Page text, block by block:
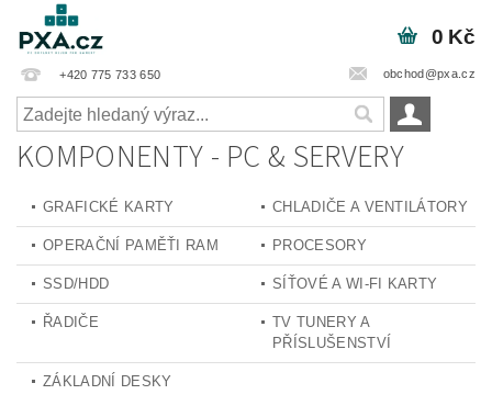
+420 775 733 650 obchod@pxa.cz
0 Kč
KOMPONENTY - PC & SERVERY
GRAFICKÉ KARTY CHLADIČE A VENTILÁTORY
OPERAČNÍ PAMĚŤI RAM PROCESORY
SSD/HDD SÍŤOVÉ A WI-FI KARTY
ŘADIČE
TV TUNERY A
PŘÍSLUŠENSTVÍ
ZÁKLADNÍ DESKY